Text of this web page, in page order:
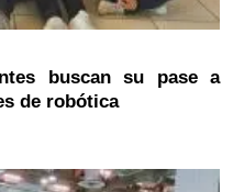
buscan su pase a
de robótica